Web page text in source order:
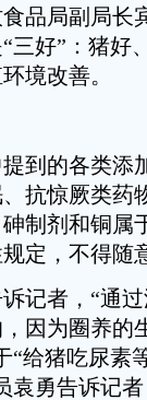
品局副局长
三好”：猪好
境改善。
的各类添
抗惊厥类药
制剂和铜属
定，不得随
者，“通过
因为圈养的
“给猪吃尿素
袁勇告诉记